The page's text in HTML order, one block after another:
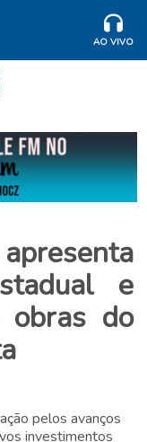
AO VIVO
e
obras do
pelos avanços
investimentos